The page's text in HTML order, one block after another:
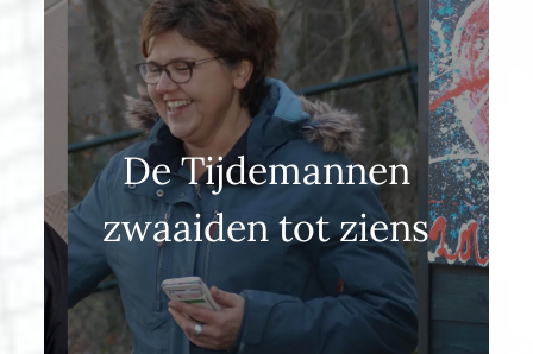
De Tijdemannen
zwaaiden tot ziens